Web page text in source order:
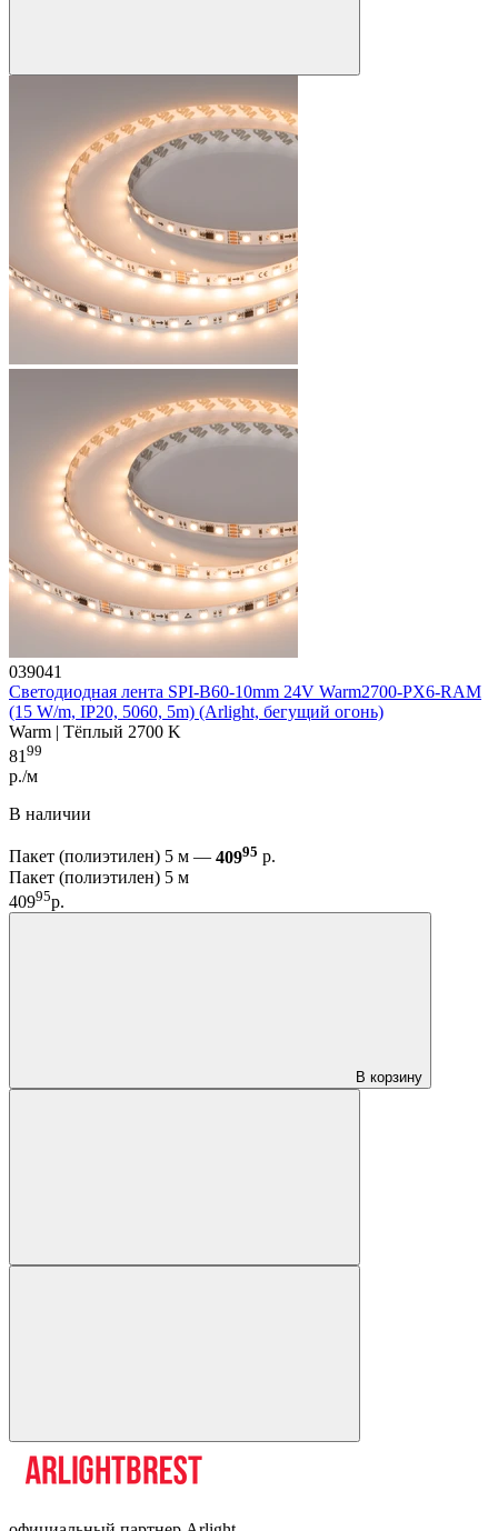
039041
Светодиодная лента SPI-B60-10mm 24V Warm2700-PX6-RAM
(15 W/m, IP20, 5060, 5m) (Arlight, бегущий огонь)
Warm | Тёплый 2700 K
8199
р./м
В наличии
Пакет (полиэтилен) 5 м — 40995 р.
Пакет (полиэтилен) 5 м
40995р.
В корзину